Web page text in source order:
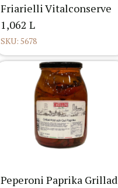
Friarielli Vitalconserve
1,062 L
SKU: 5678
Peperoni Paprika Grillad